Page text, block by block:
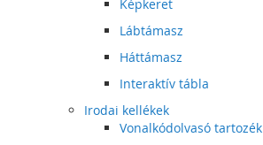
Képkeret
Lábtámasz
Háttámasz
Interaktív tábla
Irodai kellékek
Vonalkódolvasó tartozék